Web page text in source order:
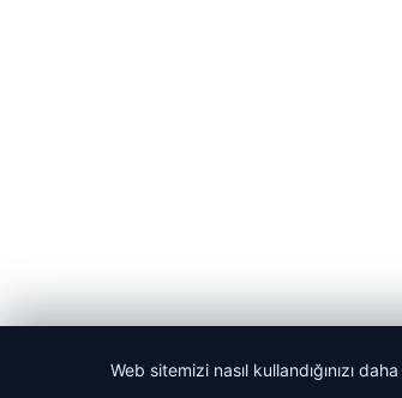
© 2026 Haber Selam
Web sitemizi nasıl kullandığınızı